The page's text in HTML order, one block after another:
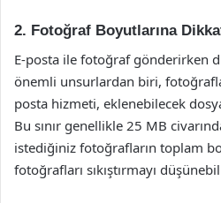
2. Fotoğraf Boyutlarına
E-posta ile fotoğraf gönderirken
önemli unsurlardan biri,
posta hizmeti, eklenebilecek
Bu sınır genellikle 25 MB
istediğiniz fotoğrafların toplam
fotoğrafları sıkıştırmayı